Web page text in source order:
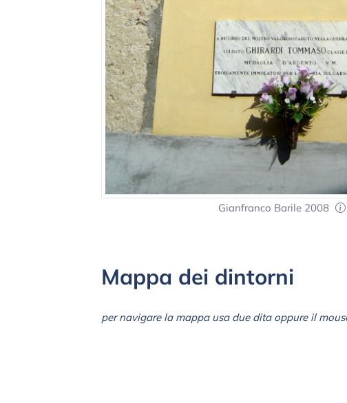
Gianfranco Barile 2008
Mappa dei dintorni
per navigare la mappa usa due dita oppure il